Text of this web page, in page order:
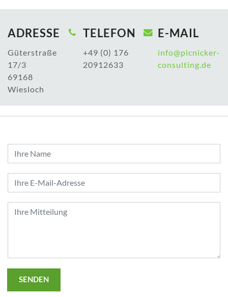
ADRESSE
Güterstraße
17/3
69168
Wiesloch
TELEFON
+49 (0) 176
20912633
E-MAIL
info@picnicker-
consulting.de
SENDEN